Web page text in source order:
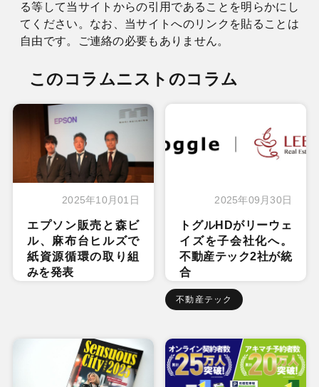
る等して当サイトからの引用であることを明らかにし
てください。なお、当サイトへのリンクを貼ることは
自由です。ご連絡の必要もありません。
このコラムニストのコラム
2025年10月01日
エプソン販売と森ビ
ル、麻布台ヒルズで
紙資源循環の取り組
みを発表
2025年09月30日
トグルHDがリーウェ
イズを子会社化へ。
不動産テック2社が統
合
不動産テック